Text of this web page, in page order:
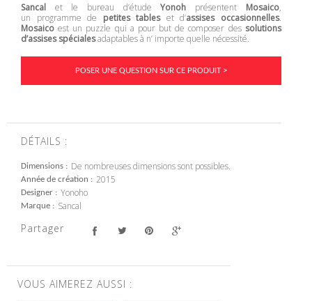
Sancal et le bureau d’étudeYonoh présentent Mosaico,
un programme de petites tableset d’assises occasionnelles.
Mosaico est un puzzle qui a pour but de composer des solutions
d’assises spécialesadaptables à n’ importe quelle nécessité.
POSER UNE QUESTION SUR CE PRODUIT >
DÉTAILS :
Dimensions De nombreuses dimensions sont possibles.
Année de création 2015
Designer Yonoho
Marque Sancal
Partager
VOUS AIMEREZ AUSSI :